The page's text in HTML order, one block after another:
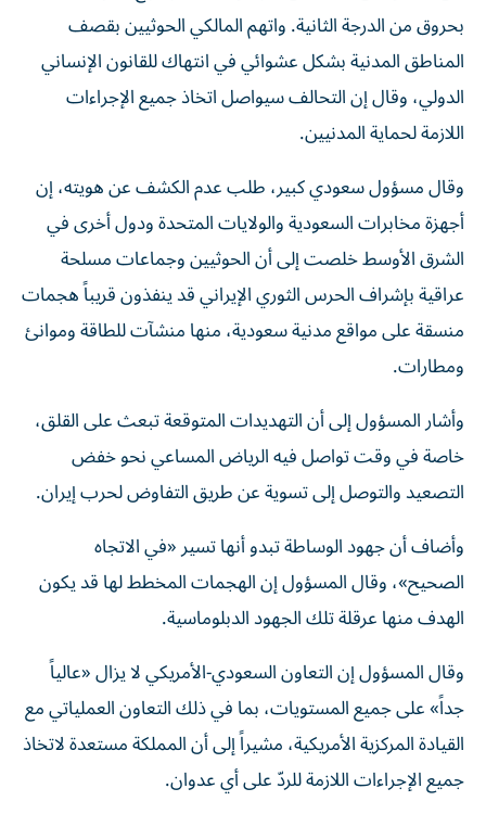
بحروق من الدرجة الثانية. واتهم المالكي الحوثيين بقصف
المناطق المدنية بشكل عشوائي في انتهاك للقانون الإنساني
الدولي، وقال إن التحالف سيواصل اتخاذ جميع الإجراءات
اللازمة لحماية المدنيين.
وقال مسؤول ​سعودي كبير، طلب عدم الكشف عن هويته، إن
أجهزة مخابرات السعودية والولايات المتحدة ودول أخرى في
الشرق الأوسط خلصت إلى أن الحوثيين وجماعات مسلحة
عراقية بإشراف الحرس الثوري الإيراني قد ينفذون قريباً هجمات
منسقة على مواقع مدنية سعودية، منها منشآت للطاقة وموانئ
ومطارات.
وأشار المسؤول إلى أن التهديدات المتوقعة تبعث على القلق،
خاصة في وقت تواصل فيه الرياض المساعي نحو خفض
التصعيد والتوصل إلى تسوية عن طريق التفاوض لحرب إيران.
وأضاف أن جهود الوساطة تبدو أنها تسير «في الاتجاه
الصحيح»، وقال المسؤول إن الهجمات المخطط لها قد يكون
الهدف منها عرقلة تلك الجهود ‌الدبلوماسية.
وقال المسؤول إن التعاون السعودي-الأمريكي لا يزال «عالياً
جداً» على جميع المستويات، بما في ذلك التعاون العملياتي مع
القيادة المركزية الأمريكية، مشيراً إلى أن المملكة مستعدة لاتخاذ
جميع الإجراءات اللازمة ‌للردّ على أي عدوان.